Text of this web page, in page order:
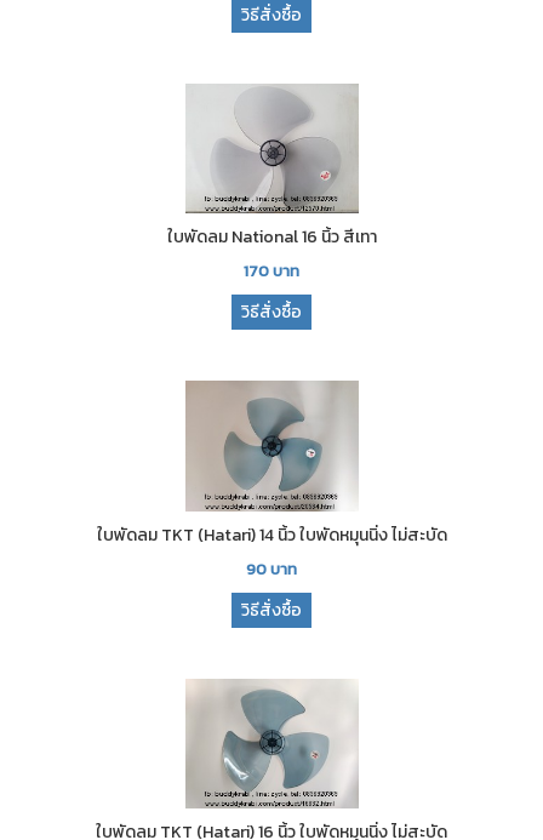
วิธีสั่งซื้อ
ใบพัดลม National 16 นิ้ว สีเทา
170บาท
วิธีสั่งซื้อ
ใบพัดลม TKT (Hatari) 14 นิ้ว ใบพัดหมุนนิ่ง ไม่สะบัด
90บาท
วิธีสั่งซื้อ
ใบพัดลม TKT (Hatari) 16 นิ้ว ใบพัดหมุนนิ่ง ไม่สะบัด